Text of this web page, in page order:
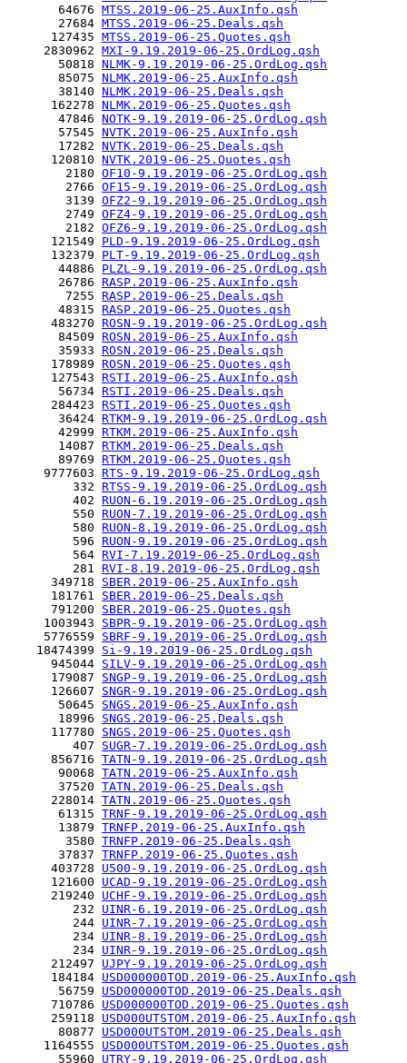
       64676
MTSS.2019-06-25.AuxInfo.qsh
       27684
MTSS.2019-06-25.Deals.qsh
      127435
MTSS.2019-06-25.Quotes.qsh
     2830962
MXI-9.19.2019-06-25.OrdLog.qsh
       50818
NLMK-9.19.2019-06-25.OrdLog.qsh
       85075
NLMK.2019-06-25.AuxInfo.qsh
       38140
NLMK.2019-06-25.Deals.qsh
      162278
NLMK.2019-06-25.Quotes.qsh
       47846
NOTK-9.19.2019-06-25.OrdLog.qsh
       57545
NVTK.2019-06-25.AuxInfo.qsh
       17282
NVTK.2019-06-25.Deals.qsh
      120810
NVTK.2019-06-25.Quotes.qsh
        2180
OF10-9.19.2019-06-25.OrdLog.qsh
        2766
OF15-9.19.2019-06-25.OrdLog.qsh
        3139
OFZ2-9.19.2019-06-25.OrdLog.qsh
        2749
OFZ4-9.19.2019-06-25.OrdLog.qsh
        2182
OFZ6-9.19.2019-06-25.OrdLog.qsh
      121549
PLD-9.19.2019-06-25.OrdLog.qsh
      132379
PLT-9.19.2019-06-25.OrdLog.qsh
       44886
PLZL-9.19.2019-06-25.OrdLog.qsh
       26786
RASP.2019-06-25.AuxInfo.qsh
        7255
RASP.2019-06-25.Deals.qsh
       48315
RASP.2019-06-25.Quotes.qsh
      483270
ROSN-9.19.2019-06-25.OrdLog.qsh
       84509
ROSN.2019-06-25.AuxInfo.qsh
       35933
ROSN.2019-06-25.Deals.qsh
      178989
ROSN.2019-06-25.Quotes.qsh
      127543
RSTI.2019-06-25.AuxInfo.qsh
       56734
RSTI.2019-06-25.Deals.qsh
      284423
RSTI.2019-06-25.Quotes.qsh
       36424
RTKM-9.19.2019-06-25.OrdLog.qsh
       42999
RTKM.2019-06-25.AuxInfo.qsh
       14087
RTKM.2019-06-25.Deals.qsh
       89769
RTKM.2019-06-25.Quotes.qsh
     9777603
RTS-9.19.2019-06-25.OrdLog.qsh
         332
RTSS-9.19.2019-06-25.OrdLog.qsh
         402
RUON-6.19.2019-06-25.OrdLog.qsh
         550
RUON-7.19.2019-06-25.OrdLog.qsh
         580
RUON-8.19.2019-06-25.OrdLog.qsh
         596
RUON-9.19.2019-06-25.OrdLog.qsh
         564
RVI-7.19.2019-06-25.OrdLog.qsh
         281
RVI-8.19.2019-06-25.OrdLog.qsh
      349718
SBER.2019-06-25.AuxInfo.qsh
      181761
SBER.2019-06-25.Deals.qsh
      791200
SBER.2019-06-25.Quotes.qsh
     1003943
SBPR-9.19.2019-06-25.OrdLog.qsh
     5776559
SBRF-9.19.2019-06-25.OrdLog.qsh
    18474399
Si-9.19.2019-06-25.OrdLog.qsh
      945044
SILV-9.19.2019-06-25.OrdLog.qsh
      179087
SNGP-9.19.2019-06-25.OrdLog.qsh
      126607
SNGR-9.19.2019-06-25.OrdLog.qsh
       50645
SNGS.2019-06-25.AuxInfo.qsh
       18996
SNGS.2019-06-25.Deals.qsh
      117780
SNGS.2019-06-25.Quotes.qsh
         407
SUGR-7.19.2019-06-25.OrdLog.qsh
      856716
TATN-9.19.2019-06-25.OrdLog.qsh
       90068
TATN.2019-06-25.AuxInfo.qsh
       37520
TATN.2019-06-25.Deals.qsh
      228014
TATN.2019-06-25.Quotes.qsh
       61315
TRNF-9.19.2019-06-25.OrdLog.qsh
       13879
TRNFP.2019-06-25.AuxInfo.qsh
        3580
TRNFP.2019-06-25.Deals.qsh
       37837
TRNFP.2019-06-25.Quotes.qsh
      403728
U500-9.19.2019-06-25.OrdLog.qsh
      121600
UCAD-9.19.2019-06-25.OrdLog.qsh
      219240
UCHF-9.19.2019-06-25.OrdLog.qsh
         232
UINR-6.19.2019-06-25.OrdLog.qsh
         244
UINR-7.19.2019-06-25.OrdLog.qsh
         234
UINR-8.19.2019-06-25.OrdLog.qsh
         234
UINR-9.19.2019-06-25.OrdLog.qsh
      212497
UJPY-9.19.2019-06-25.OrdLog.qsh
      184184
USD000000TOD.2019-06-25.AuxInfo.qsh
       56759
USD000000TOD.2019-06-25.Deals.qsh
      710786
USD000000TOD.2019-06-25.Quotes.qsh
      259118
USD000UTSTOM.2019-06-25.AuxInfo.qsh
       80877
USD000UTSTOM.2019-06-25.Deals.qsh
     1164555
USD000UTSTOM.2019-06-25.Quotes.qsh
       55960
UTRY-9.19.2019-06-25.OrdLog.qsh